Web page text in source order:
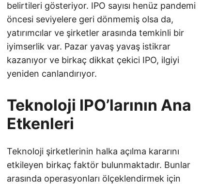
belirtileri gösteriyor. IPO sayısı henüz pandemi
öncesi seviyelere geri dönmemiş olsa da,
yatırımcılar ve şirketler arasında temkinli bir
iyimserlik var. Pazar yavaş yavaş istikrar
kazanıyor ve birkaç dikkat çekici IPO, ilgiyi
yeniden canlandırıyor.
Teknoloji IPO’larının Ana
Etkenleri
Teknoloji şirketlerinin halka açılma kararını
etkileyen birkaç faktör bulunmaktadır. Bunlar
arasında operasyonları ölçeklendirmek için